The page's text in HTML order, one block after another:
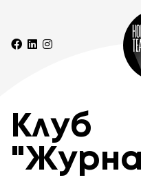
Клуб